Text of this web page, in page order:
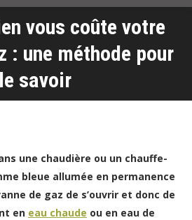
vous coûte votre
: une méthode pour
le savoir
Vous êtes ici :
une chaudière ou un chauffe-
bleue allumée en permanence
de gaz de s’ouvrir et donc de
en eau chaude ou en eau de